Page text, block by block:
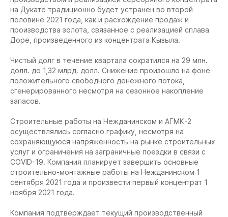
на Дукате традиционно будет устранен во второй
половине 2021 года, как и расхождение продаж и
производства золота, связанное с реализацией сплава
Доре, произведенного из концентрата Кызыла.
Чистый долг в течение квартала сократился на 29 млн.
долл. до 1,32 млрд. долл. Снижение произошло на фоне
положительного свободного денежного потока,
сгенерированного несмотря на сезонное накопление
запасов.
Строительные работы на Нежданинском и АГМК-2
осуществлялись согласно графику, несмотря на
сохраняющуюся напряженность на рынке строительных
услуг и ограничения на заграничные поездки в связи с
COVID-19. Компания планирует завершить основные
строительно-монтажные работы на Нежданинском 1
сентября 2021 года и произвести первый концентрат 1
ноября 2021 года.
Компания подтверждает текущий производственный